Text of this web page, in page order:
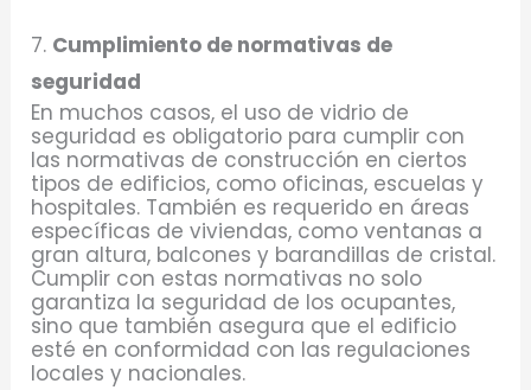
7. Cumplimiento de normativas de
seguridad
En muchos casos, el uso de vidrio de
seguridad es obligatorio para cumplir con
las normativas de construcción en ciertos
tipos de edificios, como oficinas, escuelas y
hospitales. También es requerido en áreas
específicas de viviendas, como ventanas a
gran altura, balcones y barandillas de cristal.
Cumplir con estas normativas no solo
garantiza la seguridad de los ocupantes,
sino que también asegura que el edificio
esté en conformidad con las regulaciones
locales y nacionales.